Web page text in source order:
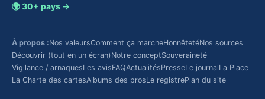
🌍 30+ pays →
À propos :Nos valeursComment ça marcheHonnêtetéNos sources
Découvrir (tout en un écran) Notre conceptSouveraineté
Vigilance / arnaquesLes avisFAQActualitésPresseLe journalLa Place
La Charte des cartesAlbums des prosLe registrePlan du site